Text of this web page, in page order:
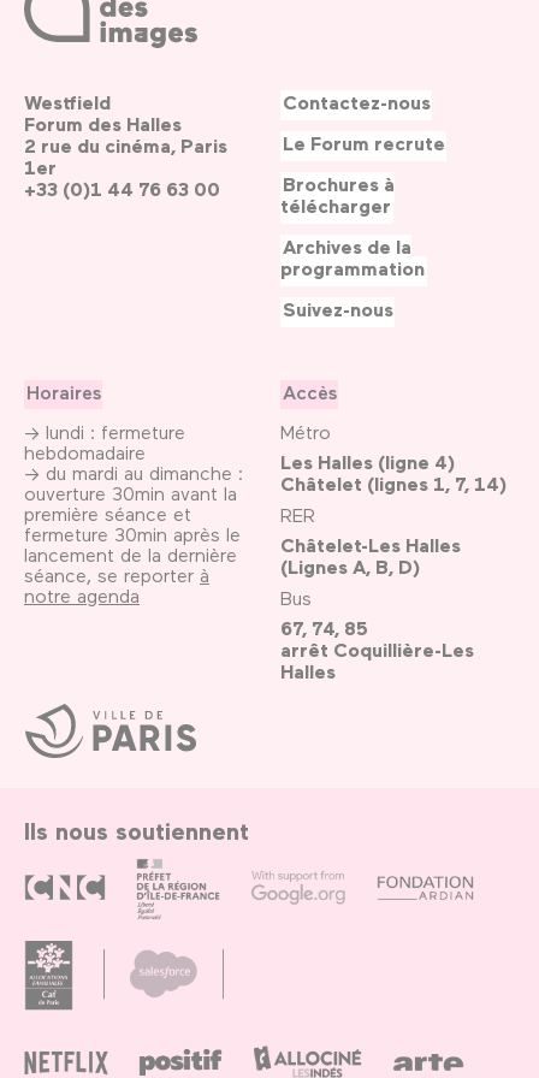
Ville
de
Paris
Westfield
Forum des Halles
2 rue du cinéma, Paris
1er
+33 (0)1 44 76 63 00
Horaires
→ lundi : fermeture
hebdomadaire
→ du mardi au dimanche :
ouverture 30min avant la
première séance et
fermeture 30min après le
lancement de la dernière
séance, se reporter à
notre agenda
Accès
Métro
Les Halles (ligne 4)
Châtelet (lignes 1, 7, 14)
RER
Châtelet-Les Halles
(Lignes A, B, D)
Bus
67, 74, 85
arrêt Coquillière-Les
Halles
Contactez-nous
Le Forum recrute
Brochures à
télécharger
Archives de la
programmation
Suivez-nous
Ils nous soutiennent